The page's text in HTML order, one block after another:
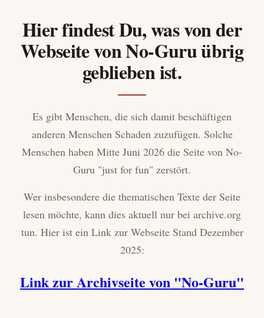
Hier findest Du, was von der
Webseite von No-Guru übrig
geblieben ist.
Es gibt Menschen, die sich damit beschäftigen
anderen Menschen Schaden zuzufügen. Solche
Menschen haben Mitte Juni 2026 die Seite von No-
Guru "just for fun" zerstört.
Wer insbesondere die thematischen Texte der Seite
lesen möchte, kann dies aktuell nur bei archive.org
tun. Hier ist ein Link zur Webseite Stand Dezember
2025:
Link zur Archivseite von "No-Guru"